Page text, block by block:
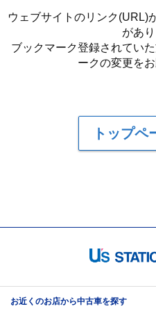
ウェブサイトのリンク(URL)
があり
ブックマーク登録されてい
ークの変更を
トップペ
お近くのお店から中古車を探す